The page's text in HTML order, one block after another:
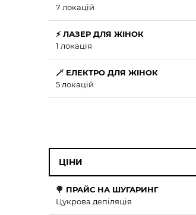
7 локацій
⚡ ЛАЗЕР ДЛЯ ЖІНОК
1 локація
🪄 ЕЛЕКТРО ДЛЯ ЖІНОК
5 локацій
ЦІНИ
🍭 ПРАЙС НА ШУГАРИНГ
Цукрова депіляція